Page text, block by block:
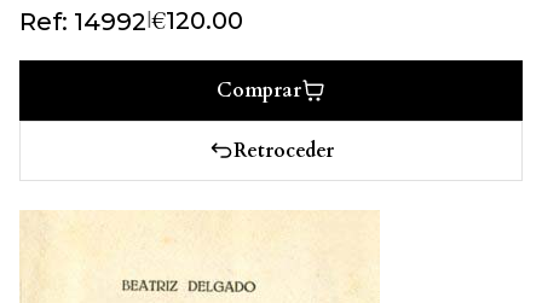
Ref: 14992|€120.00
Comprar
Retroceder